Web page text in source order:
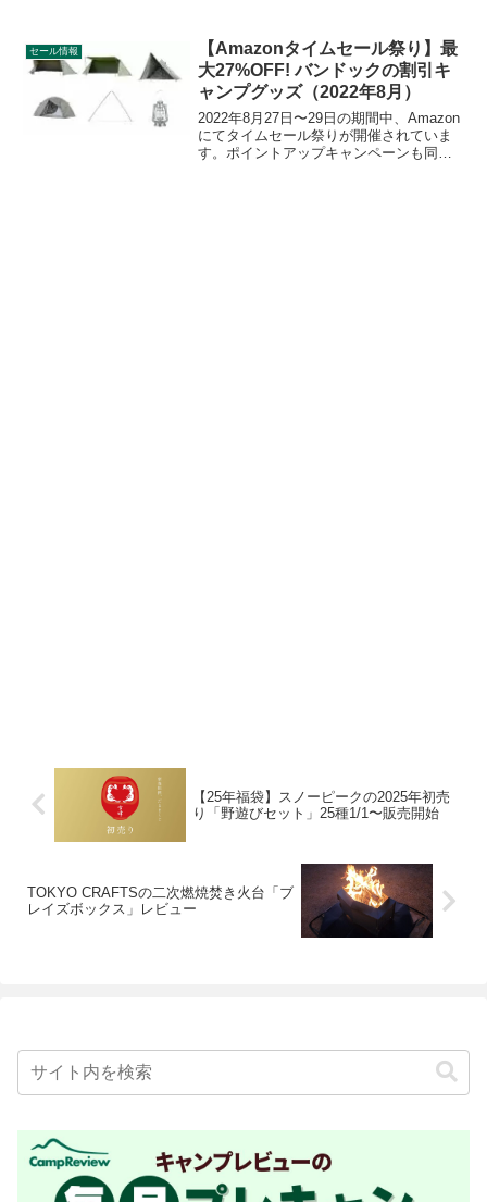
いる製品、販売価格などを一覧化しま
す。詳細をレビューします。
セール情報
【Amazonタイムセール祭り】最
大27%OFF! バンドックの割引キ
ャンプグッズ（2022年8月）
2022年8月27日〜29日の期間中、Amazon
にてタイムセール祭りが開催されていま
す。ポイントアップキャンペーンも同時
【25年福袋】スノーピークの2025年初売
り「野遊びセット」25種1/1〜販売開始
TOKYO CRAFTSの二次燃焼焚き火台「ブ
レイズボックス」レビュー